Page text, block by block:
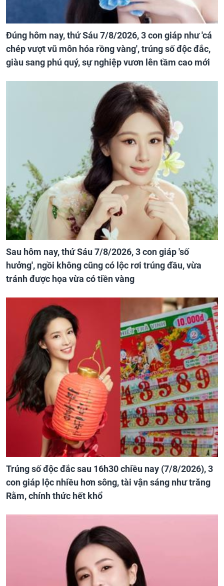
Đúng hôm nay, thứ Sáu 7/8/2026, 3 con giáp như 'cá
chép vượt vũ môn hóa rồng vàng', trúng số độc đắc,
giàu sang phú quý, sự nghiệp vươn lên tầm cao mới
Sau hôm nay, thứ Sáu 7/8/2026, 3 con giáp 'số
hưởng', ngồi không cũng có lộc rơi trúng đầu, vừa
tránh được họa vừa có tiền vàng
Trúng số độc đắc sau 16h30 chiều nay (7/8/2026), 3
con giáp lộc nhiều hơn sông, tài vận sáng như trăng
Rằm, chính thức hết khổ